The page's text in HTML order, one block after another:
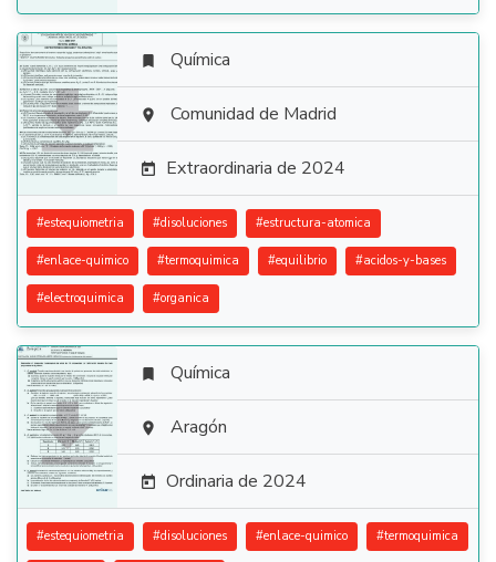

 Química
 Comunidad de Madrid
 Extraordinaria de 2024
#estequiometria #disoluciones #estructura-atomica
#enlace-quimico #termoquimica #equilibrio #acidos-y-bases
#electroquimica #organica

 Química
 Aragón
 Ordinaria de 2024
#estequiometria #disoluciones #enlace-quimico #termoquimica